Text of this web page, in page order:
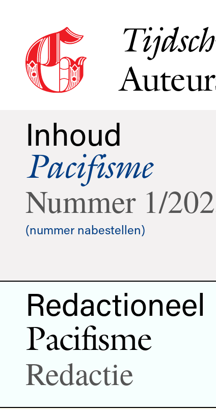
Inhoud
Pacifisme
Nummer 1/
(nummer nabestellen)
Redactioneel
Pacifisme
Redactie